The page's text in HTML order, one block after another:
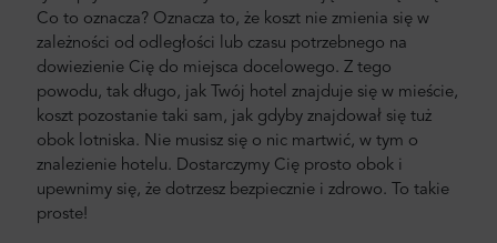
Co to oznacza? Oznacza to, że koszt nie zmienia się w
zależności od odległości lub czasu potrzebnego na
dowiezienie Cię do miejsca docelowego. Z tego
powodu, tak długo, jak Twój hotel znajduje się w mieście,
koszt pozostanie taki sam, jak gdyby znajdował się tuż
obok lotniska. Nie musisz się o nic martwić, w tym o
znalezienie hotelu. Dostarczymy Cię prosto obok i
upewnimy się, że dotrzesz bezpiecznie i zdrowo. To takie
proste!